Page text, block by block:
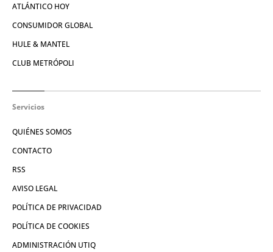
ATLÁNTICO HOY
CONSUMIDOR GLOBAL
HULE & MANTEL
CLUB METRÓPOLI
Servicios
QUIÉNES SOMOS
CONTACTO
RSS
AVISO LEGAL
POLÍTICA DE PRIVACIDAD
POLÍTICA DE COOKIES
ADMINISTRACIÓN UTIQ